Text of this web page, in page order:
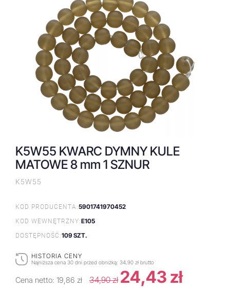
K5W55 KWARC DYMNY KULE
MATOWE 8 mm 1 SZNUR
K5W55
KOD PRODUCENTA:5901741970452
KOD WEWNĘTRZNY:E105
DOSTĘPNOŚĆ:109 SZT.
HISTORIA CENY
Najniższa cena 30 dni przed obniżką: 34,90 zł brutto
Cena netto: 19,86 zł 34,90 zł 24,43 zł